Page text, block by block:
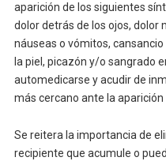
aparición de los siguientes
dolor detrás de los ojos, dolor
náuseas o vómitos,
la piel, picazón y/o sangrado
automedicarse y acudir de
más cercano ante la
Se reitera la importancia de
recipiente que acumule o